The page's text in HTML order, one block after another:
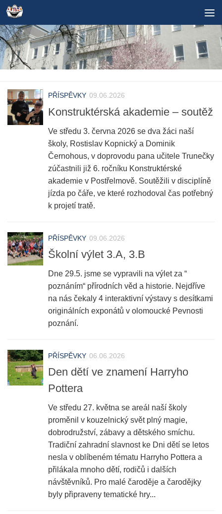
Skip to content
PŘÍSPĚVKY 09.06.2026
Konstruktérská akademie – soutěž
Ve středu 3. června 2026 se dva žáci naší
školy, Rostislav Kopnický a Dominik
Černohous, v doprovodu pana učitele Trunečky
zúčastnili již 6. ročníku Konstruktérské
akademie v Postřelmově. Soutěžili v disciplíně
jízda po čáře, ve které rozhodoval čas potřebný
k projetí tratě.
PŘÍSPĚVKY 09.06.2026
Školní výlet 3.A, 3.B
Dne 29.5. jsme se vypravili na výlet za “
poznáním“ přírodních věd a historie. Nejdříve
na nás čekaly 4 interaktivní výstavy s desítkami
originálních exponátů v olomoucké Pevnosti
poznání.
PŘÍSPĚVKY 06.06.2026
Den dětí ve znamení Harryho
Pottera
Ve středu 27. května se areál naší školy
proměnil v kouzelnický svět plný magie,
dobrodružství, zábavy a dětského smíchu.
Tradiční zahradní slavnost ke Dni dětí se letos
nesla v oblíbeném tématu Harryho Pottera a
přilákala mnoho dětí, rodičů i dalších
návštěvníků. Pro malé čaroděje a čarodějky
byly připraveny tematické hry...